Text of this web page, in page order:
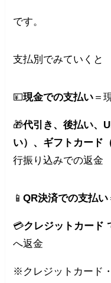
です。
支払別でみていくと
💴現金での支払い ＝
🎁代引き、後払い、
い）、ギフトカード
行振り込みでの返金
📱QR決済での支払い
💳クレジットカード
へ返金
※クレジットカード